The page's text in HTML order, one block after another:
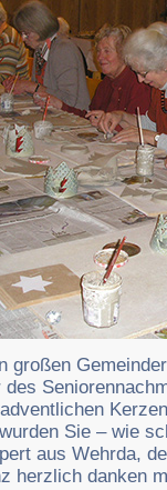
großen
des
Sie – wie
aus Wehrda,
herzlich danken